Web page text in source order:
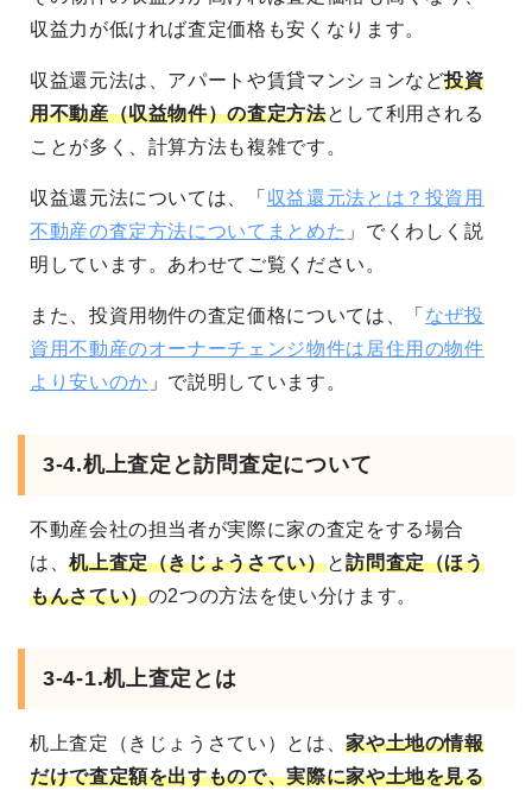
収益力が低ければ査定価格も安くなります。
収益還元法は、アパートや賃貸マンションなど投資
用不動産（収益物件）の査定方法として利用される
ことが多く、計算方法も複雑です。
収益還元法については、「 収益還元法とは？投資用
不動産の査定方法についてまとめた 」でくわしく説
明しています。あわせてご覧ください。
また、投資用物件の査定価格については、「 なぜ投
資用不動産のオーナーチェンジ物件は居住用の物件
より安いのか 」で説明しています。
3-4.机上査定と訪問査定について
不動産会社の担当者が実際に家の査定をする場合
は、机上査定（きじょうさてい）と訪問査定（ほう
もんさてい）の2つの方法を使い分けます。
3-4-1.机上査定とは
机上査定（きじょうさてい）とは、家や土地の情報
だけで査定額を出すもので、実際に家や土地を見る